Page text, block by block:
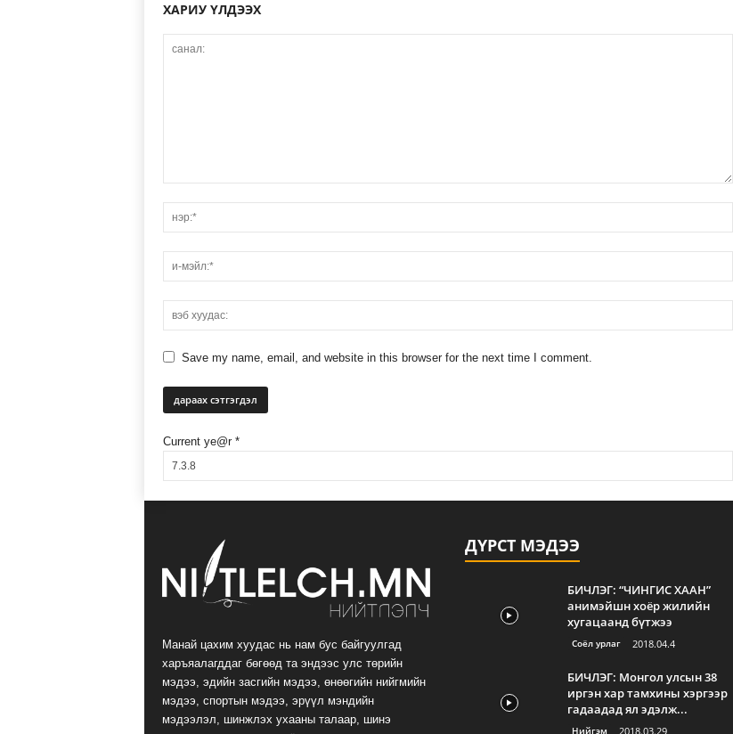
ХАРИУ ҮЛДЭЭХ
Save my name, email, and website in this browser for the next time I comment.
Current ye@r *
Манай цахим хуудас нь нам бус байгуулгад
харъяалагддаг бөгөөд та эндээс улс төрийн
мэдээ, эдийн засгийн мэдээ, өнөөгийн нийгмийн
мэдээ, спортын мэдээ, эрүүл мэндийн
мэдээлэл, шинжлэх ухааны талаар, шинэ
ДҮРСТ МЭДЭЭ
БИЧЛЭГ: “ЧИНГИС ХААН”
анимэйшн хоёр жилийн
хугацаанд бүтжээ
Соёл урлаг 2018.04.4
БИЧЛЭГ: Монгол улсын 38
иргэн хар тамхины хэргээр
гадаадад ял эдэлж...
Нийгэм 2018.03.29